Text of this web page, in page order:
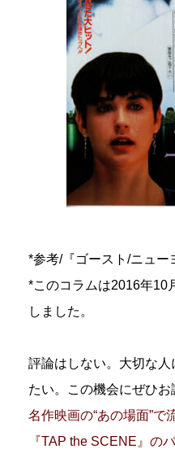
*参考/『ゴースト/ニュー
*このコラムは2016年10
しました。
評論はしない。大切な
たい。この機会にぜひお
名作映画の“あの場面”で
『TAP the SCENE』の